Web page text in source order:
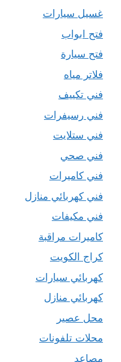
غسيل سيارات
فتح ابواب
فتح سيارة
فلاتر مياه
فني تكييف
فني رسيفرات
فني ستلايت
فني صحي
فني كاميرات
فني كهربائي منازل
فني مكيفات
كاميرات مراقبة
كراج الكويت
كهربائي سيارات
كهربائي منازل
محل عصير
محلات تلفونات
مصاعد